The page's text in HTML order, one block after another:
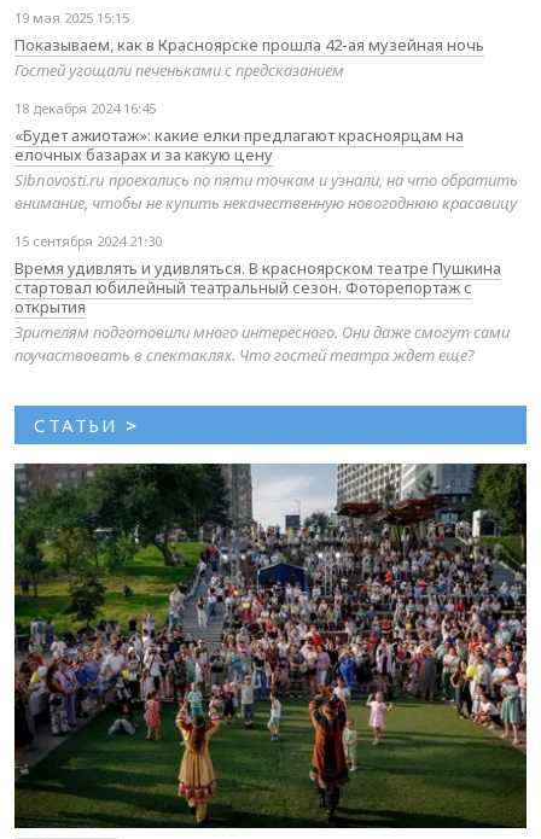
19 мая 2025 15:15
Показываем, как в Красноярске прошла 42-ая музейная ночь
Гостей угощали печеньками с предсказанием
18 декабря 2024 16:45
«Будет ажиотаж»: какие елки предлагают красноярцам на
елочных базарах и за какую цену
Sibnovosti.ru проехались по пяти точкам и узнали, на что обратить
внимание, чтобы не купить некачественную новогоднюю красавицу
15 сентября 2024 21:30
Время удивлять и удивляться. В красноярском театре Пушкина
стартовал юбилейный театральный сезон. Фоторепортаж с
открытия
Зрителям подготовили много интересного. Они даже смогут сами
поучаствовать в спектаклях. Что гостей театра ждет еще?
СТАТЬИ >